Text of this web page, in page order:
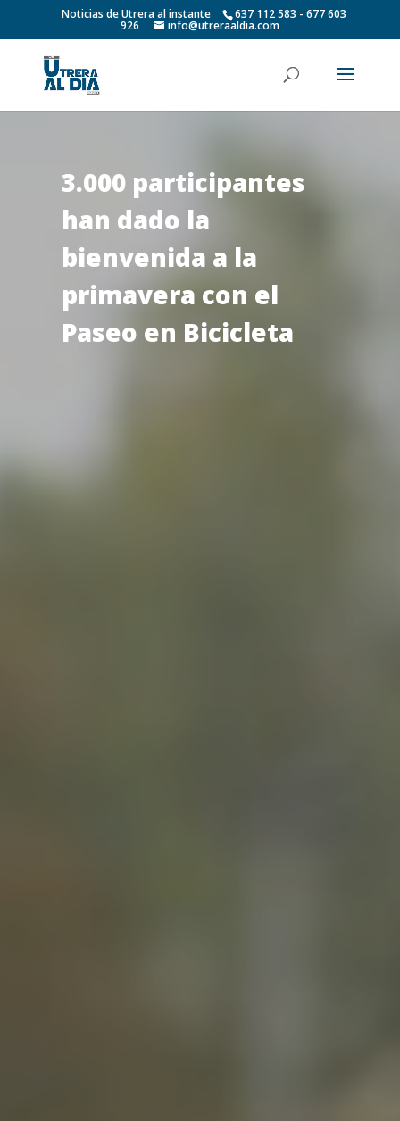
Noticias de Utrera al instante 637 112 583 - 677 603
926 info@utreraaldia.com
3.000 participantes
han dado la
bienvenida a la
primavera con el
Paseo en Bicicleta